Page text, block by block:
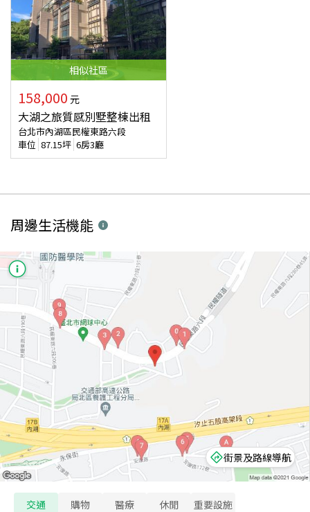
相似社區
158,000 元
大湖之旅質感別墅整棟出租
台北市內湖區民權東路六段
車位 87.15坪 6房3廳
周邊生活機能
街景及路線導航
交通 購物 醫療 休閒 重要設施